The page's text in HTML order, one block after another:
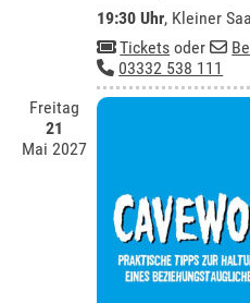
19:30 Uhr, Kleiner
Tickets oder
03332 538 111
Freitag
21
Mai 2027